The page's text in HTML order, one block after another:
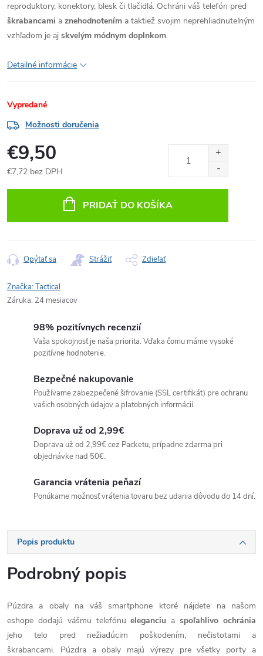
reproduktory, konektory, blesk či tlačidlá. Ochráni váš telefón pred
škrabancami a znehodnotením a taktiež svojim neprehliadnuteľným
vzhľadom je aj skvelým módnym doplnkom.
Detailné informácie
Vypredané
Možnosti doručenia
€9,50
€7,72 bez DPH
PRIDAŤ DO KOŠÍKA
Opýtať sa Strážiť Zdieľať
Značka:Tactical
Záruka: 24 mesiacov
98% pozitívnych recenzií
Vaša spokojnosť je naša priorita. Vďaka čomu máme vysoké
pozitívne hodnotenie.
Bezpečné nakupovanie
Používame zabezpečené šifrovanie (SSL certifikát) pre ochranu
vašich osobných údajov a platobných informácií.
Doprava už od 2,99€
Doprava už od 2,99€ cez Packetu, prípadne zdarma pri
objednávke nad 50€.
Garancia vrátenia peňazí
Ponúkame možnosť vrátenia tovaru bez udania dôvodu do 14 dní.
Popis produktu
Podrobný popis
Púzdra a obaly na váš smartphone ktoré nájdete na našom
eshope dodajú vášmu telefónueleganciu aspoľahlivo ochránia
jeho telo pred nežiadúcim poškodením, nečistotami a
škrabancami. Púzdra a obaly majú výrezy pre všetky porty a